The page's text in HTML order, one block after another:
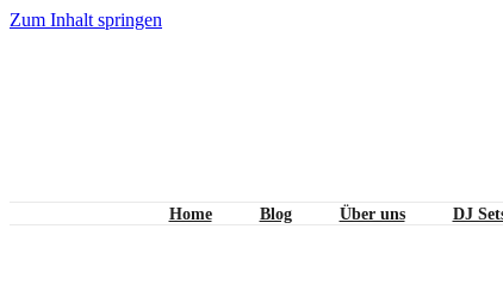
Zum Inhalt springen
Home Blog Über uns DJ